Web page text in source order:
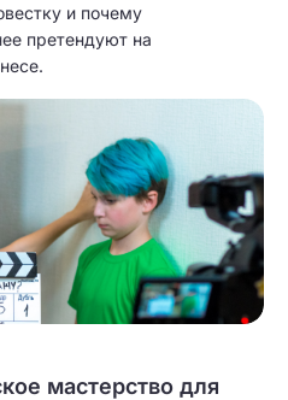
и почему
претендуют на
мастерство для